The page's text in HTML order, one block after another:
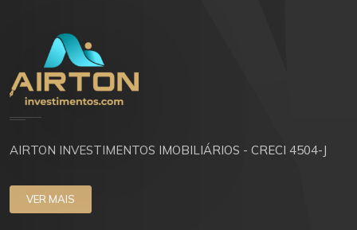
AIRTON INVESTIMENTOS IMOBILIÁRIOS - CRECI 4504-J
VER MAIS